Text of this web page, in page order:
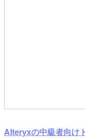
Alteryxの中級者向け